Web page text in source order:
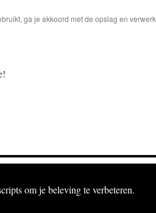
om je beleving te verbeteren.
ga je akkoord met de opslag en